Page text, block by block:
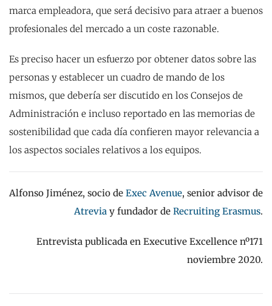
marca empleadora, que será decisivo para atraer a buenos
profesionales del mercado a un coste razonable.
Es preciso hacer un esfuerzo por obtener datos sobre las
personas y establecer un cuadro de mando de los
mismos, que debería ser discutido en los Consejos de
Administración e incluso reportado en las memorias de
sostenibilidad que cada día confieren mayor relevancia a
los aspectos sociales relativos a los equipos.
Alfonso Jiménez, socio de Exec Avenue, senior advisor de
Atrevia y fundador de Recruiting Erasmus.
Entrevista publicada en Executive Excellence nº171
noviembre 2020.